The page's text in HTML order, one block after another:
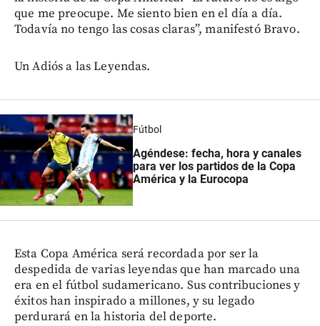
que me preocupe. Me siento bien en el día a día.
Todavía no tengo las cosas claras”, manifestó Bravo.
Un Adiós a las Leyendas.
Fútbol
Agéndese: fecha, hora y canales
para ver los partidos de la Copa
América y la Eurocopa
Esta Copa América será recordada por ser la
despedida de varias leyendas que han marcado una
era en el fútbol sudamericano. Sus contribuciones y
éxitos han inspirado a millones, y su legado
perdurará en la historia del deporte.